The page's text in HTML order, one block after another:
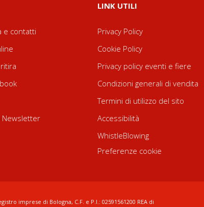
e contatti
Newsletter
LINK UTILI
Privacy Policy
Cookie Policy
Privacy policy eventi e fiere
Condizioni generali di vendita
Termini di utilizzo del sito
Accessibilità
WhistleBlowing
Preferenze cookie
imprese di Bologna, C.F. e P.I.: 02591561200 REA di